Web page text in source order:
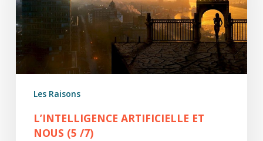
/7)
Les Raisons
L’INTELLIGENCE ARTIFICIELLE ET
NOUS (5 /7)